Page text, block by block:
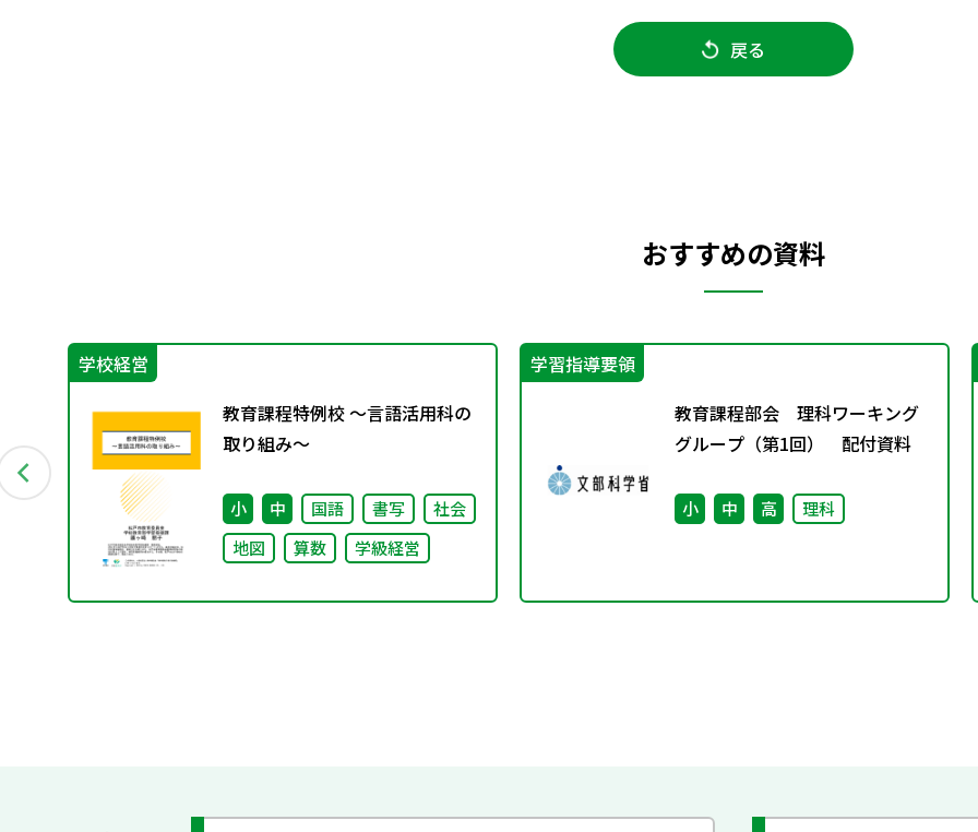
戻る
おすすめの資料
料
学校経営
教育課程特例校 ～言語活用科の
取り組み～
小 中 国語 書写
社会
地図
算数 学級経営
学習指導要領
教育課程部会 理科ワーキング
グループ（第1回） 配付資料
小 中 高 理科